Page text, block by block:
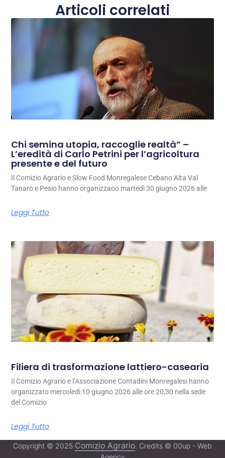
Articoli correlati
Chi semina utopia, raccoglie realtà” –
L’eredità di Carlo Petrini per l’agricoltura
presente e del futuro
Il Comizio Agrario e Slow Food Monregalese Cebano Alta Val
Tanaro e Pesio hanno organizzaoo martedì 30 giugno 2026 alle
Leggi Tutto
Filiera di trasformazione lattiero-casearia
Il Comizio Agrario e l’Associazione Contadini Monregalesi hanno
organizzato mercoledì 10 giugno 2026 alle ore 20,30 nella sede
del Comizio
Leggi Tutto
Copyright © 2025 Comizio Agrario. Credits © 00up - Web